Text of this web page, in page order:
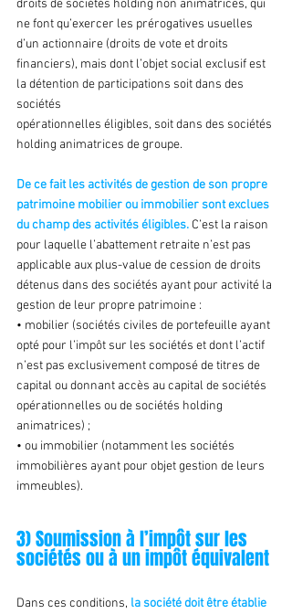
droits de sociétés holding non animatrices, qui
ne font qu’exercer les prérogatives usuelles
d’un actionnaire (droits de vote et droits
financiers), mais dont l’objet social exclusif est
la détention de participations soit dans des
sociétés
opérationnelles éligibles, soit dans des sociétés
holding animatrices de groupe.
De ce fait les activités de gestion de son propre
patrimoine mobilier ou immobilier sont exclues
du champ des activités éligibles. C’est la raison
pour laquelle l’abattement retraite n’est pas
applicable aux plus-value de cession de droits
détenus dans des sociétés ayant pour activité la
gestion de leur propre patrimoine :
• mobilier (sociétés civiles de portefeuille ayant
opté pour l’impôt sur les sociétés et dont l’actif
n’est pas exclusivement composé de titres de
capital ou donnant accès au capital de sociétés
opérationnelles ou de sociétés holding
animatrices) ;
• ou immobilier (notamment les sociétés
immobilières ayant pour objet gestion de leurs
immeubles).
3) Soumission à l’impôt sur les
sociétés ou à un impôt équivalent
Dans ces conditions, la société doit être établie